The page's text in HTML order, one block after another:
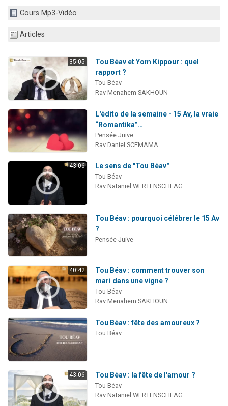
Cours Mp3-Vidéo
Articles
35:05
Tou Béav et Yom Kippour : quel
rapport ?
Tou Béav
Rav Menahem SAKHOUN
L'édito de la semaine - 15 Av, la vraie
“Romantika”…
Pensée Juive
Rav Daniel SCEMAMA
43:06 Le sens de "Tou Béav"
Tou Béav
Rav Nataniel WERTENSCHLAG
Tou Béav : pourquoi célébrer le 15 Av
?
Pensée Juive
40:42
Tou Béav : comment trouver son
mari dans une vigne ?
Tou Béav
Rav Menahem SAKHOUN
Tou Béav : fête des amoureux ?
Tou Béav
43:06 Tou Béav : la fête de l'amour ?
Tou Béav
Rav Nataniel WERTENSCHLAG